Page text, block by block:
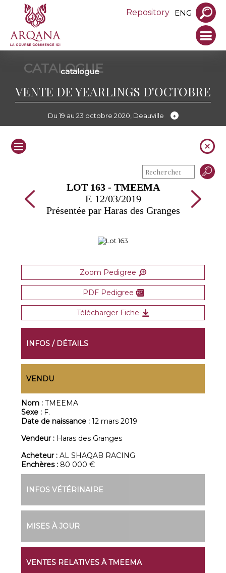
Repository ENG
CATALOGUE
catalogue
VENTE DE YEARLINGS D'OCTOBRE
Du 19 au 23 octobre 2020, Deauville
LOT 163 - TMEEMA
F. 12/03/2019
Présentée par Haras des Granges
Zoom Pedigree
PDF Pedigree
Télécharger Fiche
INFOS / DÉTAILS
VENDU
Nom :TMEEMA
Sexe : F.
Date de naissance :12 mars 2019
Vendeur : Haras des Granges
Acheteur :AL SHAQAB RACING
Enchères : 80 000 €
INFOS VÉTÉRINAIRE
MISES À JOUR
VENTES RELATIVES À TMEEMA